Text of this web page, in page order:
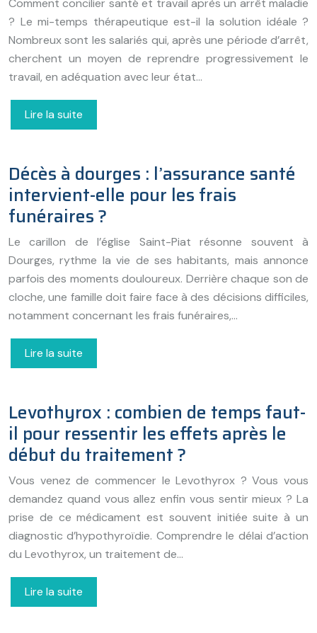
Comment concilier santé et travail après un arrêt maladie
? Le mi-temps thérapeutique est-il la solution idéale ?
Nombreux sont les salariés qui, après une période d’arrêt,
cherchent un moyen de reprendre progressivement le
travail, en adéquation avec leur état…
Lire la suite
Décès à dourges : l’assurance santé
intervient-elle pour les frais
funéraires ?
Le carillon de l’église Saint-Piat résonne souvent à
Dourges, rythme la vie de ses habitants, mais annonce
parfois des moments douloureux. Derrière chaque son de
cloche, une famille doit faire face à des décisions difficiles,
notamment concernant les frais funéraires,…
Lire la suite
Levothyrox : combien de temps faut-
il pour ressentir les effets après le
début du traitement ?
Vous venez de commencer le Levothyrox ? Vous vous
demandez quand vous allez enfin vous sentir mieux ? La
prise de ce médicament est souvent initiée suite à un
diagnostic d’hypothyroïdie. Comprendre le délai d’action
du Levothyrox, un traitement de…
Lire la suite